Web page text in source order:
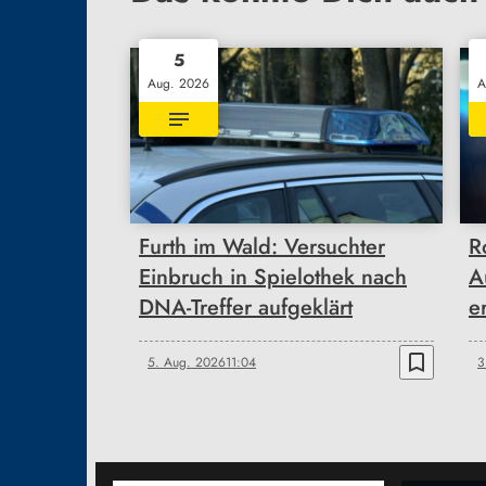
5
Aug. 2026
Furth im Wald: Versuchter
Einbruch in Spielothek nach
DNA-Treffer aufgeklärt
5. Aug. 202611:04 bookmark_border